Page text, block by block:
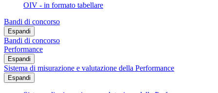
OIV - in formato tabellare
Bandi di concorso
Espandi
Bandi di concorso
Performance
Espandi
Sistema di misurazione e valutazione della Performance
Espandi